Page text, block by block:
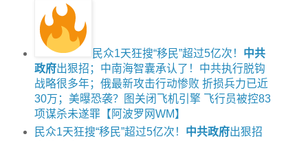
民众1天狂搜“移民”超过5亿次！ 中共
政府出狠招；中南海智囊承认了！中共执行脱钩
战略很多年；俄最新攻击行动惨败 折损兵力已近
30万；美曝恐袭？图关闭飞机引擎 飞行员被控83
项谋杀未遂罪【阿波罗网WM】
民众1天狂搜“移民”超过5亿次！ 中共政府出狠招